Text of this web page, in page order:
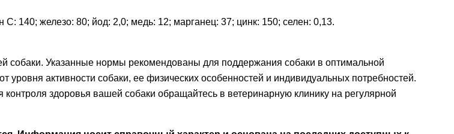
140; железо: 80; йод: 2,0; медь: 12; марганец: 37; цинк: 150; селен: 0,13.
собаки. Указанные нормы рекомендованы для поддержания собаки в оптимальной
активности собаки, ее физических особенностей и индивидуальных потребностей.
здоровья вашей собаки обращайтесь в ветеринарную клинику на регулярной